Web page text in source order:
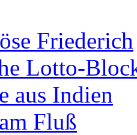
Friederich
Lotto-
aus Indien
Fluß